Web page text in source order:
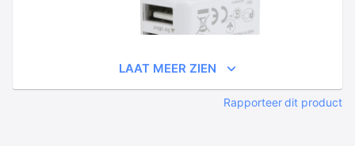
LAAT MEER ZIEN
Rapporteer dit product